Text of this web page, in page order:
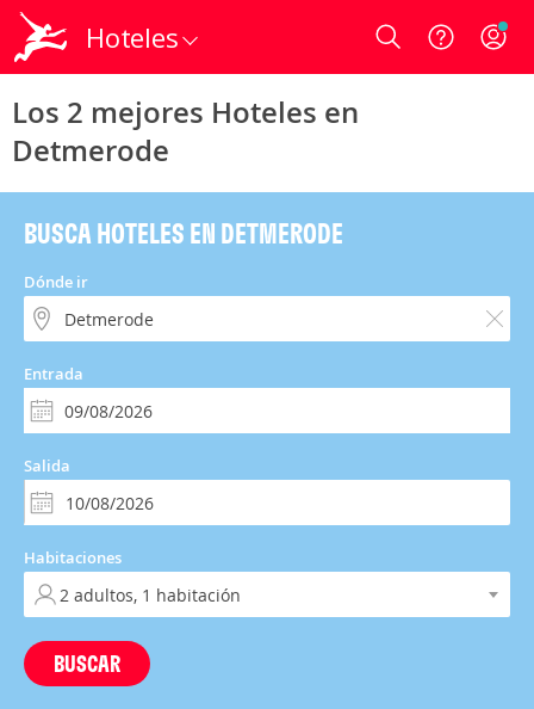
Hoteles Login
Los 2 mejores Hoteles en
Detmerode
BUSCA HOTELES EN DETMERODE
Dónde ir
Entrada
Salida
Habitaciones
BUSCAR